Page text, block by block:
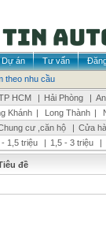
Dự án Tư vấn
theo nhu cầu
HCM | Hải Phòng |
Khánh | Long Thành |
cư ,căn hộ | Cửa
1,5 triệu | 1,5 - 3 triệu |
đề